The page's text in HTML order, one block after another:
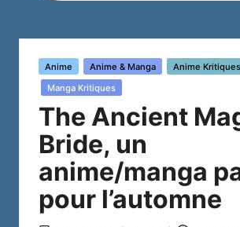
Posted
in
Anime Anime & Manga Anime Kritiques
Manga Kritiques
The Ancient
Bride, un
anime/manga
pour l’automne